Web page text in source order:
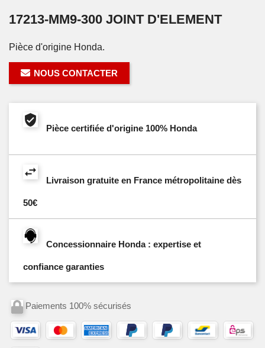
17213-MM9-300 JOINT D'ELEMENT
Pièce d'origine Honda.
NOUS CONTACTER
Pièce certifiée d'origine 100% Honda
Livraison gratuite en France métropolitaine dès
50€
Concessionnaire Honda : expertise et
confiance garanties
Paiements 100% sécurisés